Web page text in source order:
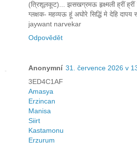
(त्रिशूलकूट)... झसखग्रमऊ हृक्ष्मली ह्रीं ह्रीं
ग्लक्षक- महव्यऊ हूं अघोरे सिद्धिं मे देहि
jaywant narvekar
Odpovědět
Anonymní 31. července 2026 v
3ED4C1AF
Amasya
Erzincan
Manisa
Siirt
Kastamonu
Erzurum